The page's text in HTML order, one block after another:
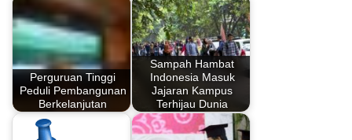
Perguruan Tinggi
Peduli Pembangunan
Berkelanjutan
Sampah Hambat
Indonesia Masuk
Jajaran Kampus
Terhijau Dunia